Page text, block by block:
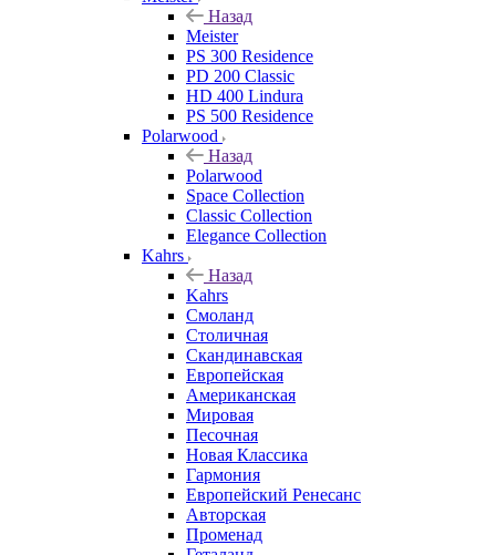
Назад
Meister
PS 300 Residence
PD 200 Classic
HD 400 Lindura
PS 500 Residence
Polarwood
Назад
Polarwood
Space Collection
Classic Collection
Elegance Collection
Kahrs
Назад
Kahrs
Смоланд
Столичная
Скандинавская
Европейская
Американская
Мировая
Песочная
Новая Классика
Гармония
Европейский Ренесанс
Авторская
Променад